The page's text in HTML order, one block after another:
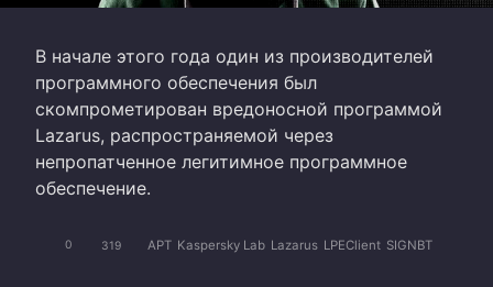
В начале этого года один из производителей
программного обеспечения был
скомпрометирован вредоносной программой
Lazarus, распространяемой через
непропатченное легитимное программное
обеспечение.
0 319 APT Kaspersky Lab Lazarus LPEClient SIGNBT